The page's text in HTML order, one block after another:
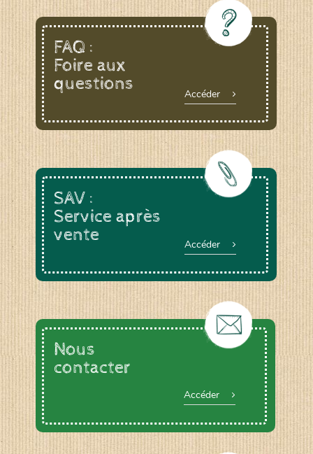
FAQ :
Foire aux
questions
Accéder
SAV :
Service après
vente
Accéder
Nous
contacter
Accéder